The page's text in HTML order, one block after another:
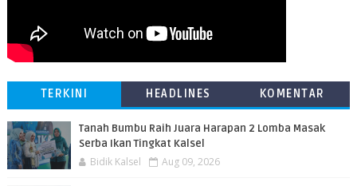
TERKINI HEADLINES KOMENTAR
Tanah Bumbu Raih Juara Harapan 2 Lomba Masak
Serba Ikan Tingkat Kalsel
Bidik Kalsel Aug 09, 2026